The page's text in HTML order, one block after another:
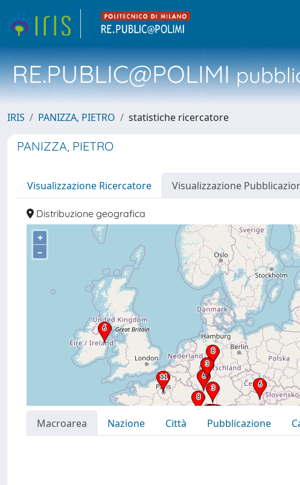
RE.PUBLIC@POLIMI
IRIS PANIZZA, PIETRO statistiche ricercatore
PANIZZA, PIETRO
Visualizzazione Ricercatore Visualizzazione
Distribuzione geografica
+
–
Macroarea Nazione Città Pubblicazione